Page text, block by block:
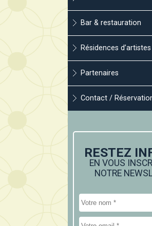
Bar & restauration
Résidences d’artistes
Partenaires
Contact /
RESTEZ
EN VOUS
NOTRE